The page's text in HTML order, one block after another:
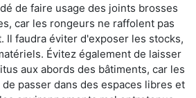
de faire usage des joints brosses
car les rongeurs ne raffolent pas
Il faudra éviter d'exposer les stocks,
Évitez également de laisser
aux abords des bâtiments, car les
passer dans des espaces libres et